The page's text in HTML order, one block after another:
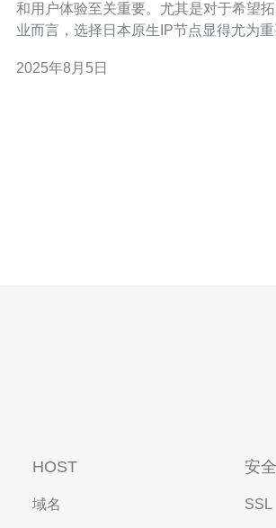
和用户体验至关重要。尤其是对于希望
业而言，选择日本原生IP节点显得尤为
本原生IP节点的概念 日本原生IP节点是
2025年8月5日
HOST
域名
安全
SSL